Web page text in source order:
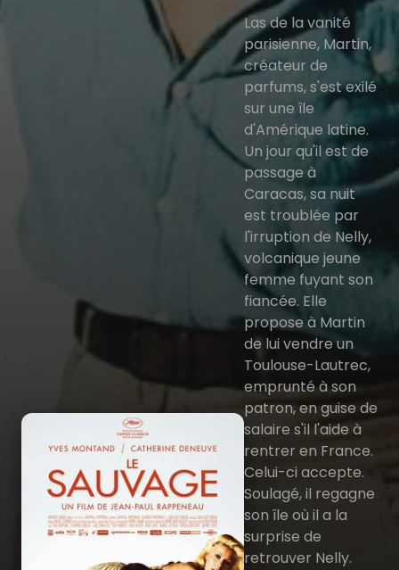
Las de la vanité
parisienne, Martin,
créateur de
parfums, s'est exilé
sur une île
d'Amérique latine.
Un jour qu'il est de
passage à
Caracas, sa nuit
est troublée par
l'irruption de Nelly,
volcanique jeune
femme fuyant son
fiancée. Elle
propose à Martin
de lui vendre un
Toulouse-Lautrec,
emprunté à son
patron, en guise de
salaire s'il l'aide à
rentrer en France.
Celui-ci accepte.
Soulagé, il regagne
son île où il a la
surprise de
retrouver Nelly.